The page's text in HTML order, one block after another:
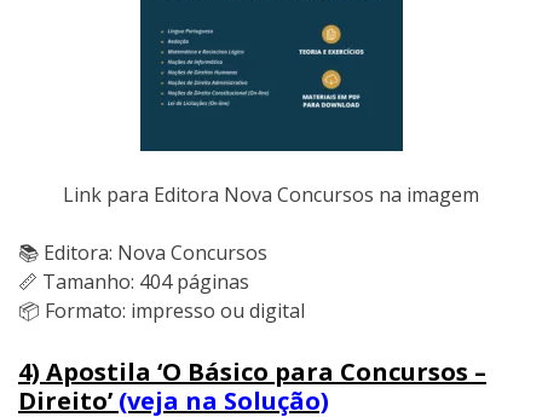
Link para Editora Nova Concursos na imagem
📚 Editora: Nova Concursos
📏 Tamanho: 404 páginas
📦 Formato: impresso ou digital
4) Apostila ‘O Básico para Concursos –
Direito’ (veja na Solução)